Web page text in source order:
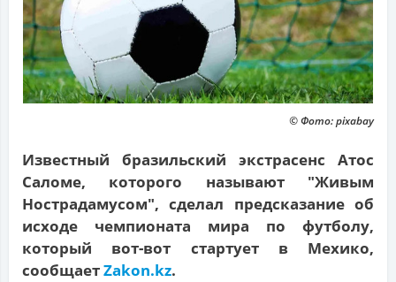
© Фото: pixabay
Известный бразильский экстрасенс Атос
Саломе, которого называют "Живым
Нострадамусом", сделал предсказание об
исходе чемпионата мира по футболу,
который вот-вот стартует в Мехико,
сообщаетZakon.kz.